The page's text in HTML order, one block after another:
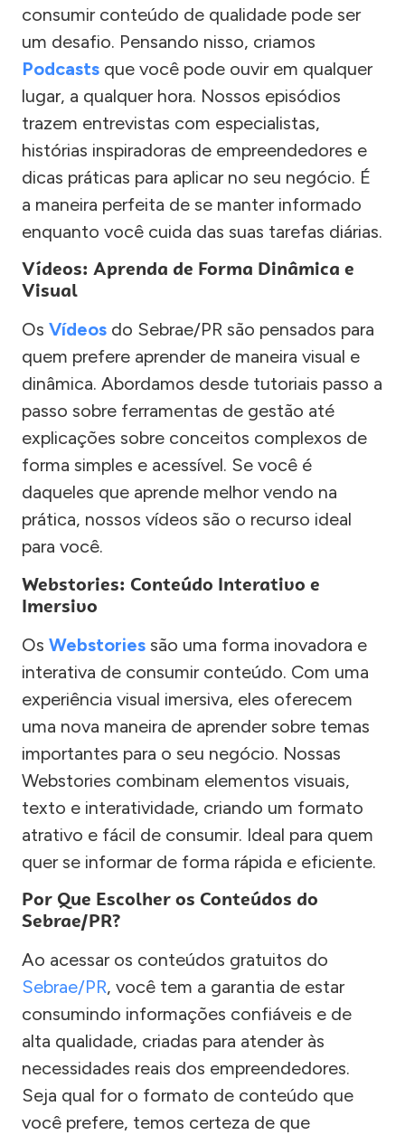
consumir conteúdo de qualidade pode ser
um desafio. Pensando nisso, criamos
Podcasts que você pode ouvir em qualquer
lugar, a qualquer hora. Nossos episódios
trazem entrevistas com especialistas,
histórias inspiradoras de empreendedores e
dicas práticas para aplicar no seu negócio. É
a maneira perfeita de se manter informado
enquanto você cuida das suas tarefas diárias.
Vídeos: Aprenda de Forma Dinâmica e
Visual
Os Vídeos do Sebrae/PR são pensados para
quem prefere aprender de maneira visual e
dinâmica. Abordamos desde tutoriais passo a
passo sobre ferramentas de gestão até
explicações sobre conceitos complexos de
forma simples e acessível. Se você é
daqueles que aprende melhor vendo na
prática, nossos vídeos são o recurso ideal
para você.
Webstories: Conteúdo Interativo e
Imersivo
Os Webstories são uma forma inovadora e
interativa de consumir conteúdo. Com uma
experiência visual imersiva, eles oferecem
uma nova maneira de aprender sobre temas
importantes para o seu negócio. Nossas
Webstories combinam elementos visuais,
texto e interatividade, criando um formato
atrativo e fácil de consumir. Ideal para quem
quer se informar de forma rápida e eficiente.
Por Que Escolher os Conteúdos do
Sebrae/PR?
Ao acessar os conteúdos gratuitos do
Sebrae/PR, você tem a garantia de estar
consumindo informações confiáveis e de
alta qualidade, criadas para atender às
necessidades reais dos empreendedores.
Seja qual for o formato de conteúdo que
você prefere, temos certeza de que